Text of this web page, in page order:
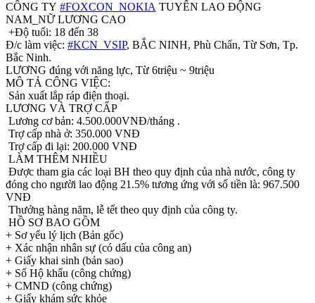
CÔNG TY #FOXCON_NOKIA TUYỂN LAO ĐỘNG
NAM_NỮ LƯƠNG CAO
+Độ tuổi: 18 đến 38
Đ/c làm việc: #KCN_VSIP, BẮC NINH, Phù Chẩn, Từ Sơn, Tp.
Bắc Ninh.
LƯƠNG đúng với năng lực, Từ 6triệu ~ 9triệu
MÔ TẢ CÔNG VIỆC:
Sản xuất lắp ráp điện thoại.
LƯƠNG VÀ TRỢ CẤP
Lương cơ bản: 4.500.000VNĐ/tháng .
Trợ cấp nhà ở: 350.000 VNĐ
Trợ cấp đi lại: 200.000 VNĐ
LÀM THÊM NHIỀU
Được tham gia các loại BH theo quy định của nhà nước, công ty
đóng cho người lao động 21.5% tương ứng với số tiền là: 967.500
VNĐ
Thưởng hàng năm, lễ tết theo quy định của công ty.
HỒ SƠ BAO GỒM
+ Sơ yếu lý lịch (Bản gốc)
+ Xác nhận nhân sự (có dấu của công an)
+ Giấy khai sinh (bản sao)
+ Sổ Hộ khẩu (công chứng)
+ CMND (công chứng)
+ Giấy khám sức khỏe